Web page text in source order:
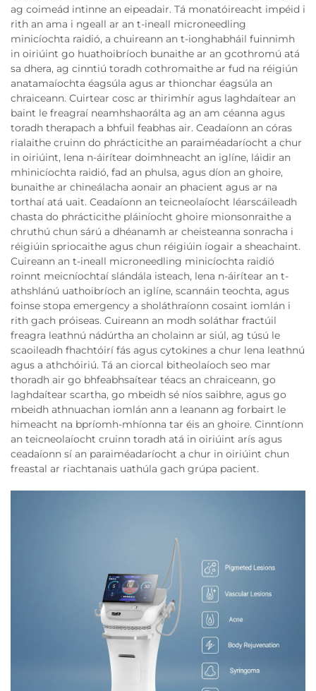
ag coimeád intinne an eipeadair. Tá monatóireacht impéid i
rith an ama i ngeall ar an t-ineall microneedling
minicíochta raidió, a chuireann an t-ionghabháil fuinnimh
in oiriúint go huathoibríoch bunaithe ar an gcothromú atá
sa dhera, ag cinntiú toradh cothromaithe ar fud na réigiún
anatamaíochta éagsúla agus ar thionchar éagsúla an
chraiceann. Cuirtear cosc ar thirimhír agus laghdaítear an
baint le freagraí neamhshaorálta ag an am céanna agus
toradh therapach a bhfuil feabhas air. Ceadaíonn an córas
rialaithe cruinn do phrácticithe an paraiméadaríocht a chur
in oiriúint, lena n-áirítear doimhneacht an iglíne, láidir an
mhinicíochta raidió, fad an phulsa, agus díon an ghoire,
bunaithe ar chineálacha aonair an phacient agus ar na
torthaí atá uait. Ceadaíonn an teicneolaíocht léarscáileadh
chasta do phrácticithe pláiníocht ghoire mionsonraithe a
chruthú chun sárú a dhéanamh ar cheisteanna sonracha i
réigiúin spriocaithe agus chun réigiúin íogair a sheachaint.
Cuireann an t-ineall microneedling minicíochta raidió
roinnt meicníochtaí slándála isteach, lena n-áirítear an t-
athshlánú uathoibríoch an iglíne, scannáin teochta, agus
foinse stopa emergency a sholáthraíonn cosaint iomlán i
rith gach próiseas. Cuireann an modh soláthar fractúil
freagra leathnú nádúrtha an cholainn ar siúl, ag túsú le
scaoileadh fhachtóirí fás agus cytokines a chur lena leathnú
agus a athchóiriú. Tá an ciorcal bitheolaíoch seo mar
thoradh air go bhfeabhsaítear téacs an chraiceann, go
laghdaítear scartha, go mbeidh sé níos saibhre, agus go
mbeidh athnuachan iomlán ann a leanann ag forbairt le
himeacht na bpríomh-mhíonna tar éis an ghoire. Cinntíonn
an teicneolaíocht cruinn toradh atá in oiriúint arís agus
ceadaíonn sí an paraiméadaríocht a chur in oiriúint chun
freastal ar riachtanais uathúla gach grúpa pacient.